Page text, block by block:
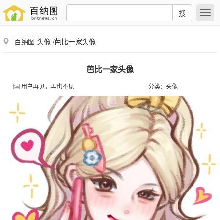
搜
百纳图 头像 /芭比一家头像
芭比一家头像
用户再见，再也不见 分类： 头像